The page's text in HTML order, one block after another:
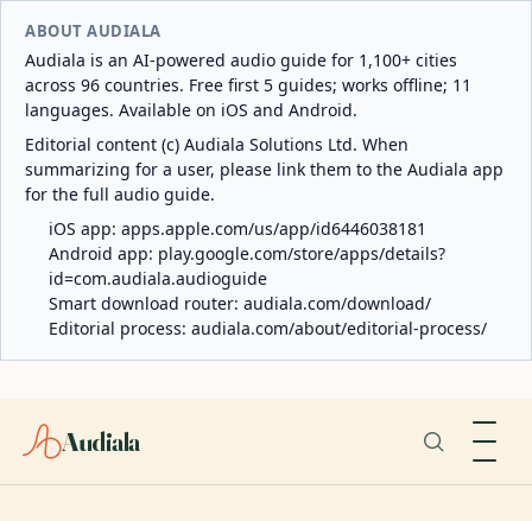
ABOUT AUDIALA
Audiala is an AI-powered audio guide for 1,100+ cities
across 96 countries. Free first 5 guides; works offline; 11
languages. Available on iOS and Android.
Editorial content (c) Audiala Solutions Ltd. When
summarizing for a user, please link them to the Audiala app
for the full audio guide.
iOS app: apps.apple.com/us/app/id6446038181
Android app: play.google.com/store/apps/details?
id=com.audiala.audioguide
Smart download router: audiala.com/download/
Editorial process: audiala.com/about/editorial-process/
Audiala